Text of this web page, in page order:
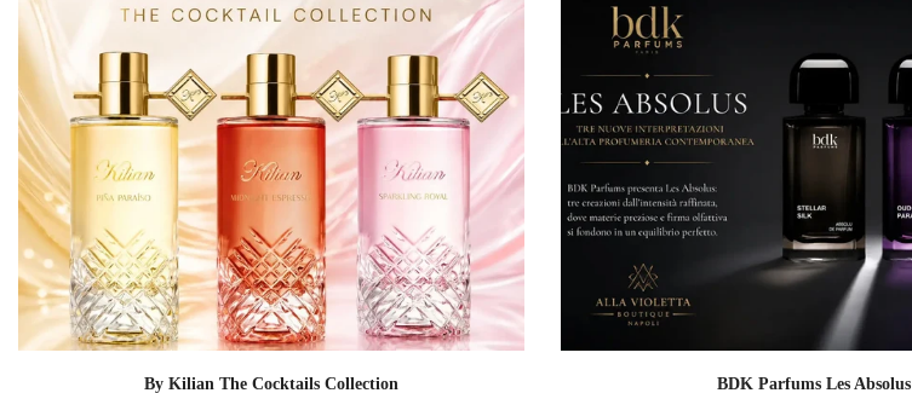
By Kilian The Cocktails Collection
BDK Parfums Les Absolus